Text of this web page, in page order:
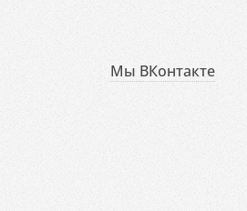
Мы ВКонтакте